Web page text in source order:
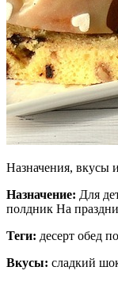
Назначения, вкусы
Назначение: Для
полдник На
Теги: десерт обед
Вкусы: сладкий